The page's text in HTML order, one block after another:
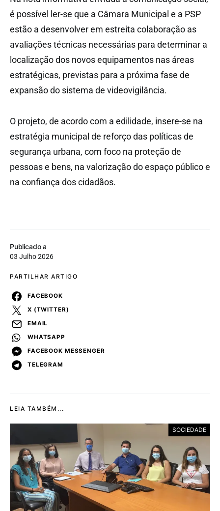
Publicado a
03 Julho 2026
PARTILHAR ARTIGO
FACEBOOK
X (TWITTER)
EMAIL
WHATSAPP
FACEBOOK MESSENGER
TELEGRAM
é possível ler-se que a Câmara Municipal e a PSP
estão a desenvolver em estreita colaboração as
avaliações técnicas necessárias para determinar a
localização dos novos equipamentos nas áreas
estratégicas, previstas para a próxima fase de
expansão do sistema de videovigilância.
O projeto, de acordo com a edilidade, insere-se na
estratégia municipal de reforço das políticas de
segurança urbana, com foco na proteção de
pessoas e bens, na valorização do espaço público e
na confiança dos cidadãos.
LEIA TAMBÉM...
SOCIEDADE